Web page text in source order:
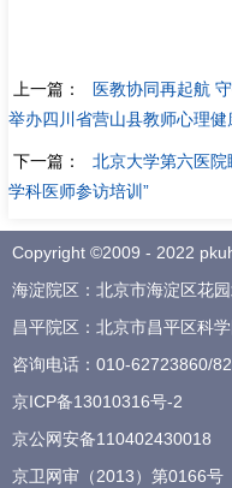
上一篇：
医教协同再起航
举办四川省营山县教师心理
下一篇：
北京大学第六医
学科医师参访培训”
Copyright ©2009 - 2022
海淀院区：北京市海淀区花
昌平院区：北京市昌平区科
咨询电话： 010-62723860/
京ICP备13010316号-2
京公网安备110402430018
京卫网审（2013）第0166号